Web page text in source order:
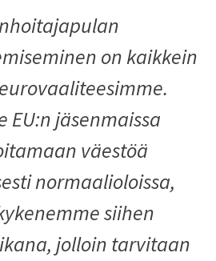
on kaikkein
EU:n jäsenmaissa
väestöä
normaalioloissa,
siihen
jolloin tarvitaan